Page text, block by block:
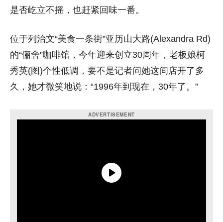
是否屹立不摇，也赶紧回味一番。
位于列治文“美食一条街”亚历山大路(Alexandra Rd)
的“俪舍”咖啡馆，今年迎来创立30周年， 老板娘柯
秀英(图)个性低调，要不是记者问她这间店开了多
久，她才微笑地说：“1996年到现在，30年了。”